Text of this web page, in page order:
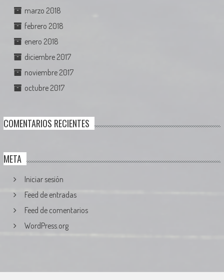
marzo 2018
febrero 2018
enero 2018
diciembre 2017
noviembre 2017
octubre 2017
COMENTARIOS RECIENTES
META
Iniciar sesión
Feed de entradas
Feed de comentarios
WordPress.org